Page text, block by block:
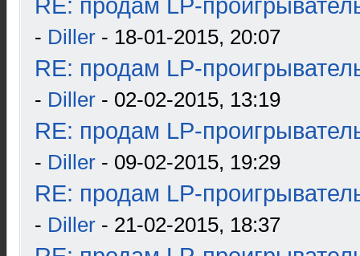
RE: продам LP-
- Diller - 18-01-2015, 20:07
RE: продам LP-
- Diller - 02-02-2015, 13:19
RE: продам LP-
- Diller - 09-02-2015, 19:29
RE: продам LP-
- Diller - 21-02-2015, 18:37